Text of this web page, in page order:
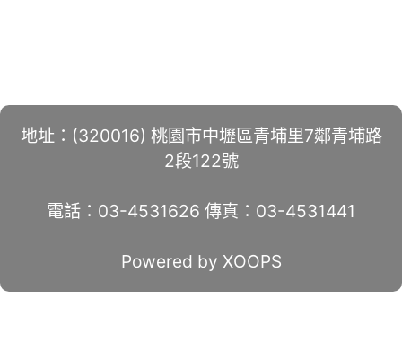
地址：(320016) 桃園市中壢區青埔里7鄰青埔路
2段122號
電話：03-4531626 傳真：03-4531441
Powered by XOOPS